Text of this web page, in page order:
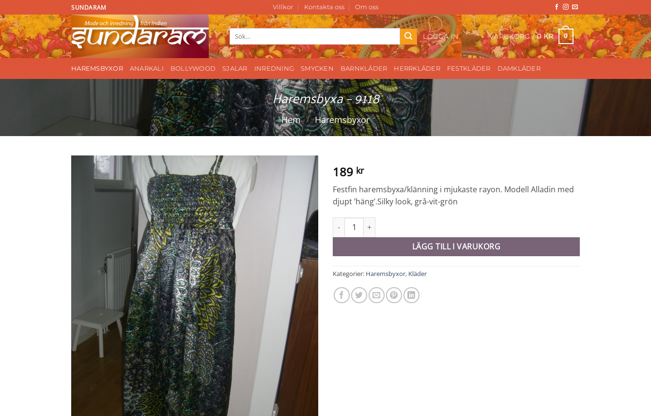
to
content
SUNDARAM Villkor Kontakta oss Om oss
Sök
LOGGA IN VARUKORG /0 KR 0
HAREMSBYXOR ANARKALI BOLLYWOOD SJALAR INREDNING SMYCKEN BARNKLÄDER HERRKLÄDER FESTKLÄDER DAMKLÄDER
Haremsbyxa – 9118
Hem / Haremsbyxor
189 kr
Festfin haremsbyxa/klänning i mjukaste rayon. Modell Alladin med
djupt ’häng’.Silky look, grå-vit-grön
Haremsbyxa - 9118 mängd
LÄGG TILL I VARUKORG
Kategorier: Haremsbyxor, Kläder